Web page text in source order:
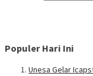
Populer Hari Ini
Unesa Gelar